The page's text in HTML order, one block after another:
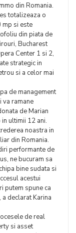
din Romania.
totalizeaza o
mp si este
din piata de
Bucharest
Center 1 si 2,
strategic in
si a celor mai
de management
va ramane
de Marian
ultimii 12 ani.
noastra in
din Romania.
performante de
ne bucuram sa
bine sudata si
acestui
putem spune ca
declarat Karina
de real
si asset